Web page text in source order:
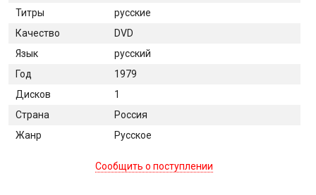
Титры
русские
Качество
DVD
Язык
русский
Год
1979
Дисков
1
Страна
Россия
Жанр
Русское
Сообщить о поступлении